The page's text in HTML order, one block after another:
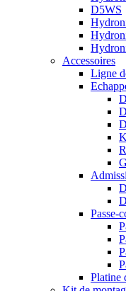
D5WS
Accessoires
Ligne
Passe-
Platine